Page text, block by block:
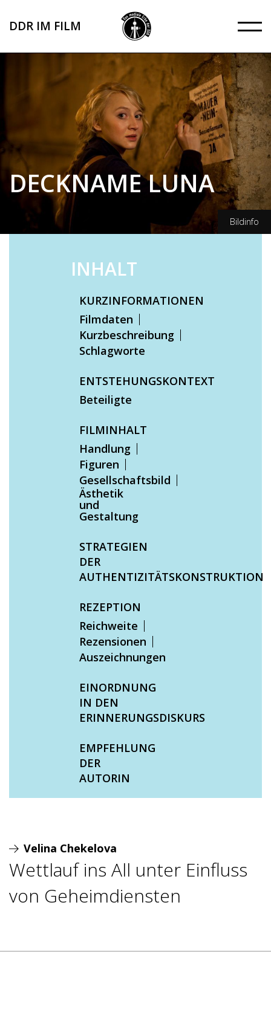
zum
DDR IM FILM
Bildinfo
DECKNAME LUNA
INHALT
KURZINFORMATIONEN
Filmdaten
Kurzbeschreibung
Schlagworte
ENTSTEHUNGSKONTEXT
Beteiligte
FILMINHALT
Handlung
Figuren
Gesellschaftsbild
Ästhetik
und
Gestaltung
STRATEGIEN
DER
AUTHENTIZITÄTSKONSTRUKTION
REZEPTION
Reichweite
Rezensionen
Auszeichnungen
EINORDNUNG
IN DEN
ERINNERUNGSDISKURS
EMPFEHLUNG
DER
AUTORIN
Velina Chekelova
Wettlauf ins All unter Einfluss
von Geheimdiensten